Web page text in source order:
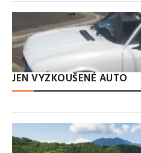
JEN VYZKOUŠENÉ AUTO